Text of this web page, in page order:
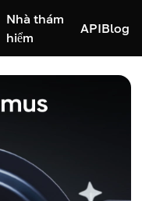
Nhà thám
hiểm
APIBlog